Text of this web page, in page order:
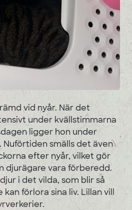
vid nyår. När det
under kvällstimmarna
ligger hon under
Nuförtiden smälls det även
efter nyår, vilket gör
djurägare vara förberedd.
i det vilda, som blir så
förlora sina liv. Lillan vill